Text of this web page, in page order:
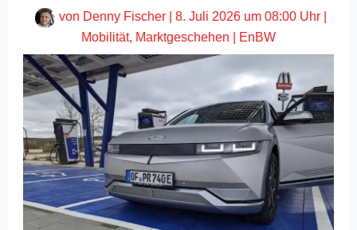
von Denny Fischer 8. Juli 2026 um 08:00 Uhr|
Mobilität, Marktgeschehen EnBW